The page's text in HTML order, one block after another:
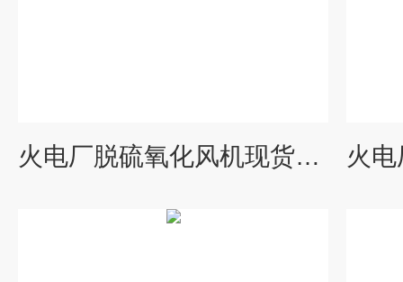
火电厂脱硫氧化风机现货价格